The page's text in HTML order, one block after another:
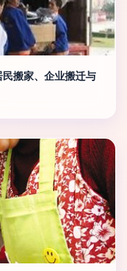
搬家、企业搬迁与